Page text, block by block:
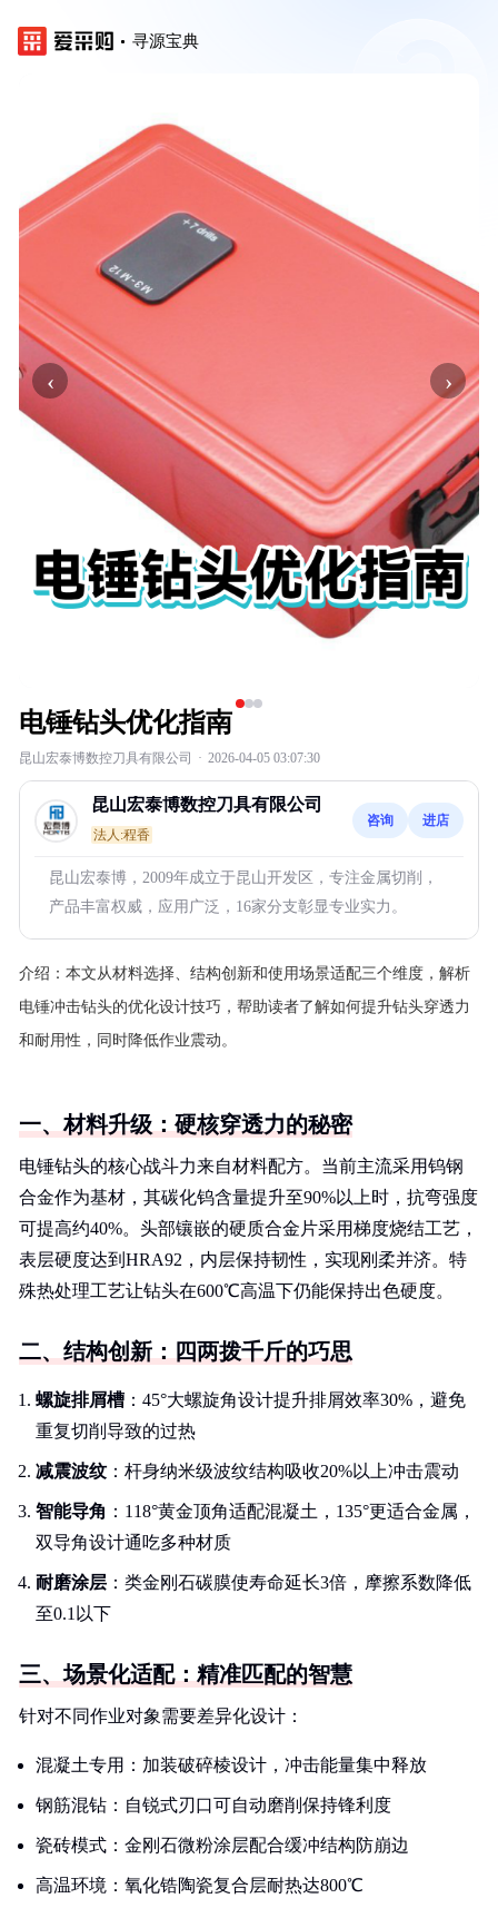
寻源宝典
‹ ›
电锤钻头优化指南
昆山宏泰博数控刀具有限公司 · 2026-04-05 03:07:30
昆山宏泰博数控刀具有限公司
法人:程香
咨询 进店
昆山宏泰博，2009年成立于昆山开发区，专注金属切削，
产品丰富权威，应用广泛，16家分支彰显专业实力。
介绍： 本文从材料选择、结构创新和使用场景适配三个维度，解析
电锤冲击钻头的优化设计技巧，帮助读者了解如何提升钻头穿透力
和耐用性，同时降低作业震动。
一、材料升级：硬核穿透力的秘密
电锤钻头的核心战斗力来自材料配方。当前主流采用钨钢
合金作为基材，其碳化钨含量提升至90%以上时，抗弯强度
可提高约40%。头部镶嵌的硬质合金片采用梯度烧结工艺，
表层硬度达到HRA92，内层保持韧性，实现刚柔并济。特
殊热处理工艺让钻头在600℃高温下仍能保持出色硬度。
二、结构创新：四两拨千斤的巧思
螺旋排屑槽 ：45°大螺旋角设计提升排屑效率30%，避免
重复切削导致的过热
减震波纹：杆身纳米级波纹结构吸收20%以上冲击震动
智能导角 ：118°黄金顶角适配混凝土，135°更适合金属，
双导角设计通吃多种材质
耐磨涂层 ：类金刚石碳膜使寿命延长3倍，摩擦系数降低
至0.1以下
三、场景化适配：精准匹配的智慧
针对不同作业对象需要差异化设计：
混凝土专用：加装破碎棱设计，冲击能量集中释放
钢筋混钻：自锐式刃口可自动磨削保持锋利度
瓷砖模式：金刚石微粉涂层配合缓冲结构防崩边
高温环境：氧化锆陶瓷复合层耐热达800℃